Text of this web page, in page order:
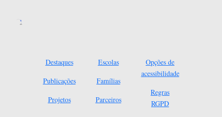
Destaques
Publicações
Projetos
Escolas
Famílias
Parceiros
Opções de
acessibilidade
Regras
RGPD